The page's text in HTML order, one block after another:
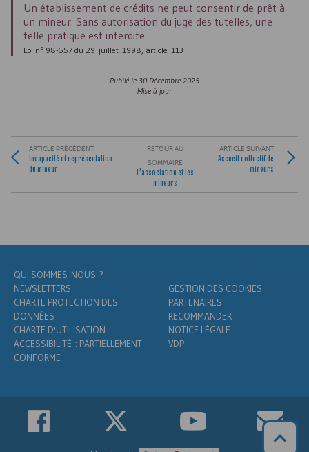
Un établissement de crédits ne peut consentir de prêt à
un mineur. Sans autorisation du juge des tutelles, une
telle pratique est interdite.
Loi n° 98-657 du 29 juillet 1998, article 113
Publié le 30 Décembre 2025
Mise à jour
ARTICLE PRÉCÉDENT
Incapacité et représentation
du mineur
RETOUR AU
SOMMAIRE
L’association et les
mineurs
ARTICLE SUIVANT
Accueil collectif de
mineurs
QUI SOMMES-NOUS ?
NEWSLETTERS
CHARTE PROTECTION DES
DONNÉES
CHARTE D'UTILISATION
ACCESSIBILITÉ : PARTIELLEMENT
CONFORME
GESTION DES COOKIES
PARTENAIRES
RECOMMANDER
NOTICE LÉGALE
VDP